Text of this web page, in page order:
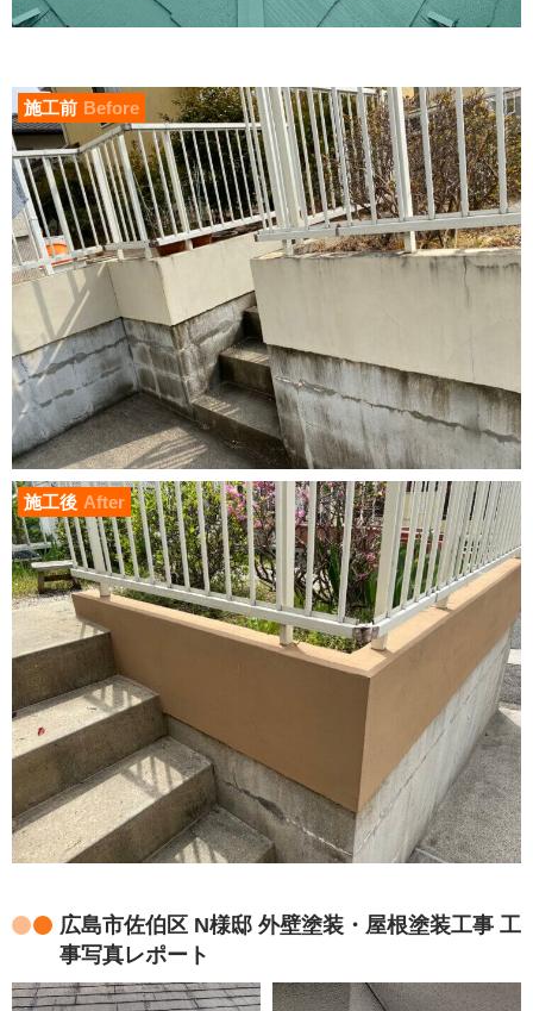
施工前 Before
施工後 After
広島市佐伯区 N様邸 外壁塗装・屋根塗装工事 工
事写真レポート